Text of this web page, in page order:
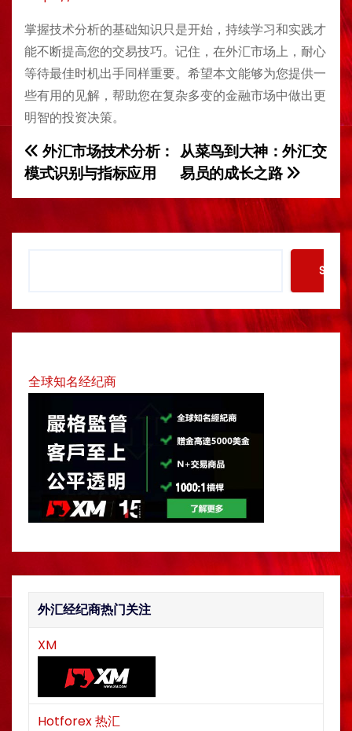
掌握技术分析的基础知识只是开始，持续学习和实践才
能不断提高您的交易技巧。记住，在外汇市场上，耐心
等待最佳时机出手同样重要。希望本文能够为您提供一
些有用的见解，帮助您在复杂多变的金融市场中做出更
明智的投资决策。
P
o
i
i
o
从菜鸟到大神：外汇交
易员的成长之路
外汇市场技术分析：
模式识别与指标应用
c
全球知名经纪商
外汇经纪商热门关注
XM
Hotforex 热汇